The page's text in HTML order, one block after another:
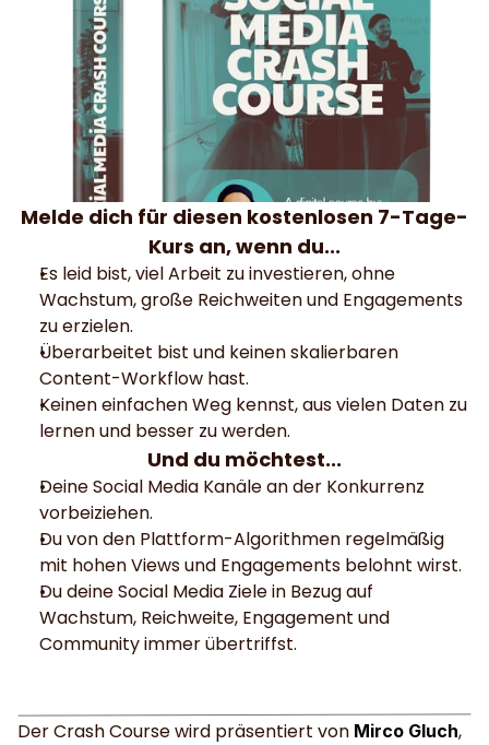
Melde dich für diesen kostenlosen 7-Tage-
Kurs an, wenn du...
Es leid bist, viel Arbeit zu investieren, ohne
Wachstum, große Reichweiten und Engagements
zu erzielen.
Überarbeitet bist und keinen skalierbaren
Content-Workflow hast.
Keinen einfachen Weg kennst, aus vielen Daten zu
lernen und besser zu werden.
Und du möchtest...
Deine Social Media Kanäle an der Konkurrenz
vorbeiziehen.
Du von den Plattform-Algorithmen regelmäßig
mit hohen Views und Engagements belohnt wirst.
Du deine Social Media Ziele in Bezug auf
Wachstum, Reichweite, Engagement und
Community immer übertriffst.
Der Crash Course wird präsentiert von Mirco Gluch,